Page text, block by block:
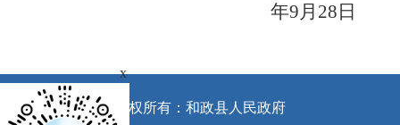
年9月 28 日
版权所有：和政县人民政府
x